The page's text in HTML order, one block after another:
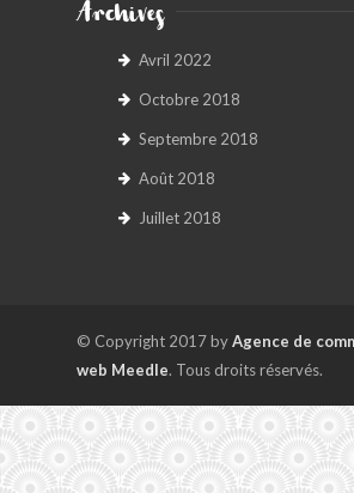
Archives
Avril 2022
Octobre 2018
Septembre 2018
Août 2018
Juillet 2018
© Copyright 2017 byAgence de
web Meedle. Tous droits réservés.